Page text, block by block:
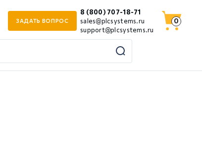
ЗАДАТЬ ВОПРОС
8 (800) 707-18-71
sales@plcsystems.ru
support@plcsystems.ru
0